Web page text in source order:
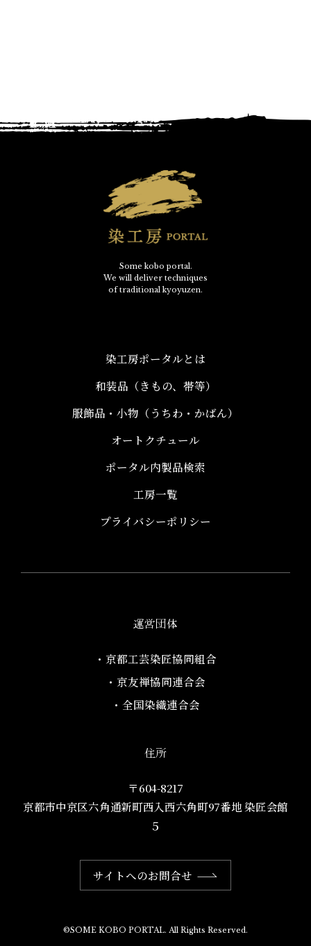
Some kobo portal.
We will deliver techniques
of traditional kyoyuzen.
染工房ポータルとは
和装品（きもの、帯等）​
服飾品・小物​（うちわ・かばん）
オートクチュール
ポータル内製品検索
工房一覧
プライバシーポリシー
運営団体
・京都工芸染匠協同組合​
・京友禅協同連合会
・全国染織連合会
住所
〒604-8217
京都市中京区六角通新町西入西六角町97番地​ 染匠会館
５
サイトへのお問合せ
©SOME KOBO PORTAL. All Rights Reserved.